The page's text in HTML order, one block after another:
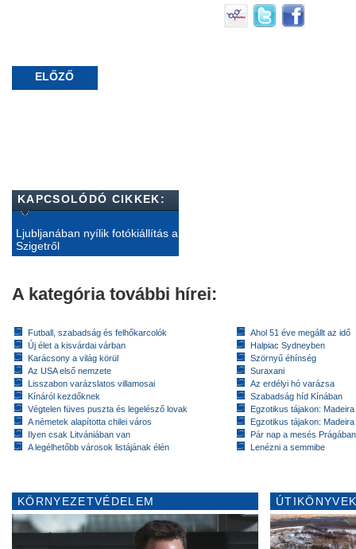
ELŐZŐ
KAPCSOLÓDÓ CIKKEK:
Ljubljanában nyílik fotókiállítás a
Szigetről
A kategória további hírei:
Futball, szabadság és felhőkarcolók
Új élet a kisvárdai várban
Karácsony a világ körül
Az USA első nemzete
Lisszabon varázslatos villamosai
Kínáról kezdőknek
Végtelen füves puszta és legelésző lovak
A németek alapította chilei város
Ilyen csak Litvániában van
A legélhetőbb városok listájának élén
Ahol 51 éve megállt az idő
Halpiac Sydneyben
Szörnyű éhínség
Suraxani
Az erdélyi hó varázsa
Szabadság híd Kínában
Egzotikus tájakon:
Egzotikus tájakon:
Pár nap a mesés Prágában
Lenézni a semmibe
KÖRNYEZETVÉDELEM